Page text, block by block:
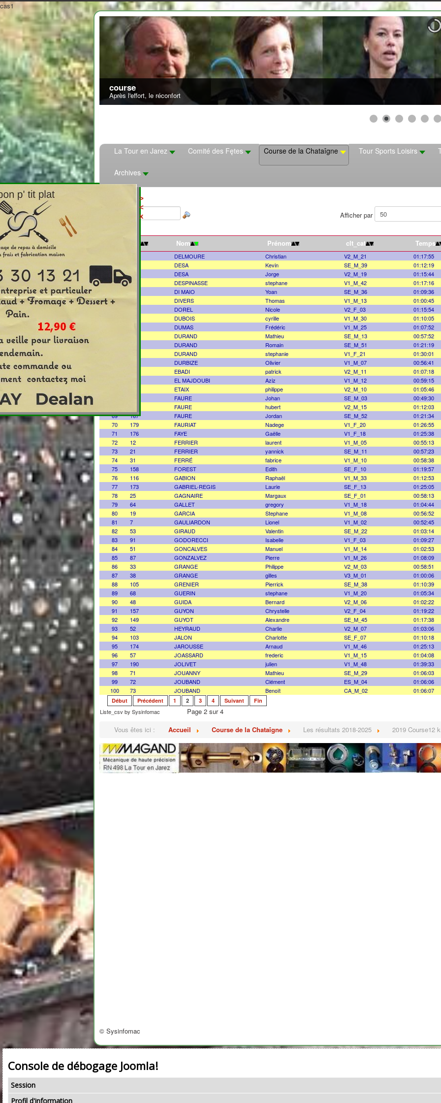
cas1
La Tour en Jarez Comité des Fętes Course de la Chataîgne Tour Sports Loisirs
Archives
Afficher par
Nom Prénom clt_cat Temps
DELMOURE Christian V2_M_21
01:17:55
52
DESA Kevin SE_M_39
01:12:19
53
133 DESA Jorge V2_M_19
01:15:44
54
144 DESPINASSE stephane V1_M_42
01:17:16
DI MAIO Yoan SE_M_36
01:09:36
56
DIVERS Thomas V1_M_13
01:00:45
DOREL Nicole V2_F_03
01:15:54
DUBOIS cyrille V1_M_30
01:10:05
DUMAS Frédéric V1_M_25
01:07:52
DURAND Mathieu SE_M_13
00:57:52
DURAND Romain SE_M_51
01:21:19
DURAND stephanie V1_F_21
01:30:01
DURBIZE Olivier V1_M_07
00:56:41
EBADI patrick V2_M_11
01:07:18
EL MAJDOUBI Aziz V1_M_12
00:59:15
ETAIX philippe V2_M_10
01:05:46
FAURE Johan SE_M_03
00:49:30
FAURE hubert V2_M_15
01:12:03
69
167 FAURE Jordan SE_M_52
01:21:34
70
179 FAURIAT Nadege V1_F_20
01:26:55
71
176 FAYE Gaëlle V1_F_18
01:25:38
72
12 FERRIER laurent V1_M_05
00:55:13
73
21 FERRIER yannick SE_M_11
00:57:23
74
31 FERRÉ fabrice V1_M_10
00:58:38
75
158 FOREST Edith SE_F_10
01:19:57
76
116 GABION Raphaël V1_M_33
01:12:53
77
173 GABRIEL-REGIS Laurie SE_F_13
01:25:05
78
25 GAGNAIRE Margaux SE_F_01
00:58:13
79
64 GALLET gregory V1_M_18
01:04:44
80
19 GARCIA Stephane V1_M_08
00:56:52
81
7 GAULIARDON Lionel V1_M_02
00:52:45
82
53 GIRAUD Valentin SE_M_22
01:03:14
83
91 GODORECCI Isabelle V1_F_03
01:09:27
84
51 GONCALVES Manuel V1_M_14
01:02:53
85
87 GONZALVEZ Pierre V1_M_26
01:08:09
86
33 GRANGE Philippe V2_M_03
00:58:51
87
38 GRANGE gilles V3_M_01
01:00:06
88
105 GRENIER Pierrick SE_M_38
01:10:39
89
68 GUERIN stephane V1_M_20
01:05:34
90
48 GUIDA Bernard V2_M_06
01:02:22
91
157 GUYON Chrystelle V2_F_04
01:19:22
92
149 GUYOT Alexandre SE_M_45
01:17:38
93
52 HEYRAUD Charlie V2_M_07
01:03:06
94
103 JALON Charlotte SE_F_07
01:10:18
95
174 JAROUSSE Arnaud V1_M_46
01:25:13
96
57 JOASSARD frederic V1_M_15
01:04:08
97
190 JOLIVET julien V1_M_48
01:39:33
98
71 JOUANNY Mathieu SE_M_29
01:06:03
99
72 JOUBAND Clément ES_M_04
01:06:06
100
73 JOUBAND Benoît CA_M_02 01:06:07
Début Précédent 1 2 3 4 Suivant Fin
Liste_csv by Sysinfomac
Page 2 sur 4
Vous êtes ici :
Accueil Course de la Chataîgne Les résultats 2018-2025 2019 Course12
© Sysinfomac
Console de débogage Joomla!
Session
Profil d'information
>
<
x